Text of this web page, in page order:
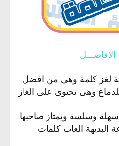
الافاضـــل
لغز كلمة وهى من افضل
وهى تحتوى على الغاز
وسلسة ويمتاز صاحبها
البديهة العاب كلمات